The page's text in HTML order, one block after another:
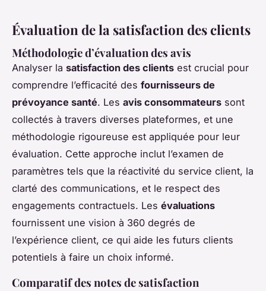
Évaluation de la satisfaction des clients
Méthodologie d’évaluation des avis
Analyser la satisfaction des clients est crucial pour
comprendre l’efficacité des fournisseurs de
prévoyance santé. Les avis consommateurs sont
collectés à travers diverses plateformes, et une
méthodologie rigoureuse est appliquée pour leur
évaluation. Cette approche inclut l’examen de
paramètres tels que la réactivité du service client, la
clarté des communications, et le respect des
engagements contractuels. Les évaluations
fournissent une vision à 360 degrés de
l’expérience client, ce qui aide les futurs clients
potentiels à faire un choix informé.
Comparatif des notes de satisfaction